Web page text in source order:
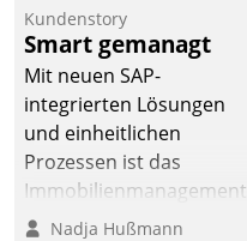
Kundenstory
Smart gemanagt
Mit neuen SAP-
integrierten Lösungen
und einheitlichen
Prozessen ist das
Immobilienmanagement
der Bayerischen
Nadja Hußmann